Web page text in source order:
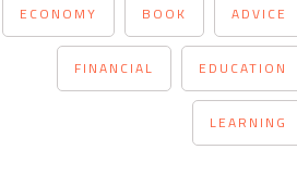
ADVICE
BOOK
ECONOMY
EDUCATION
FINANCIAL
LEARNING